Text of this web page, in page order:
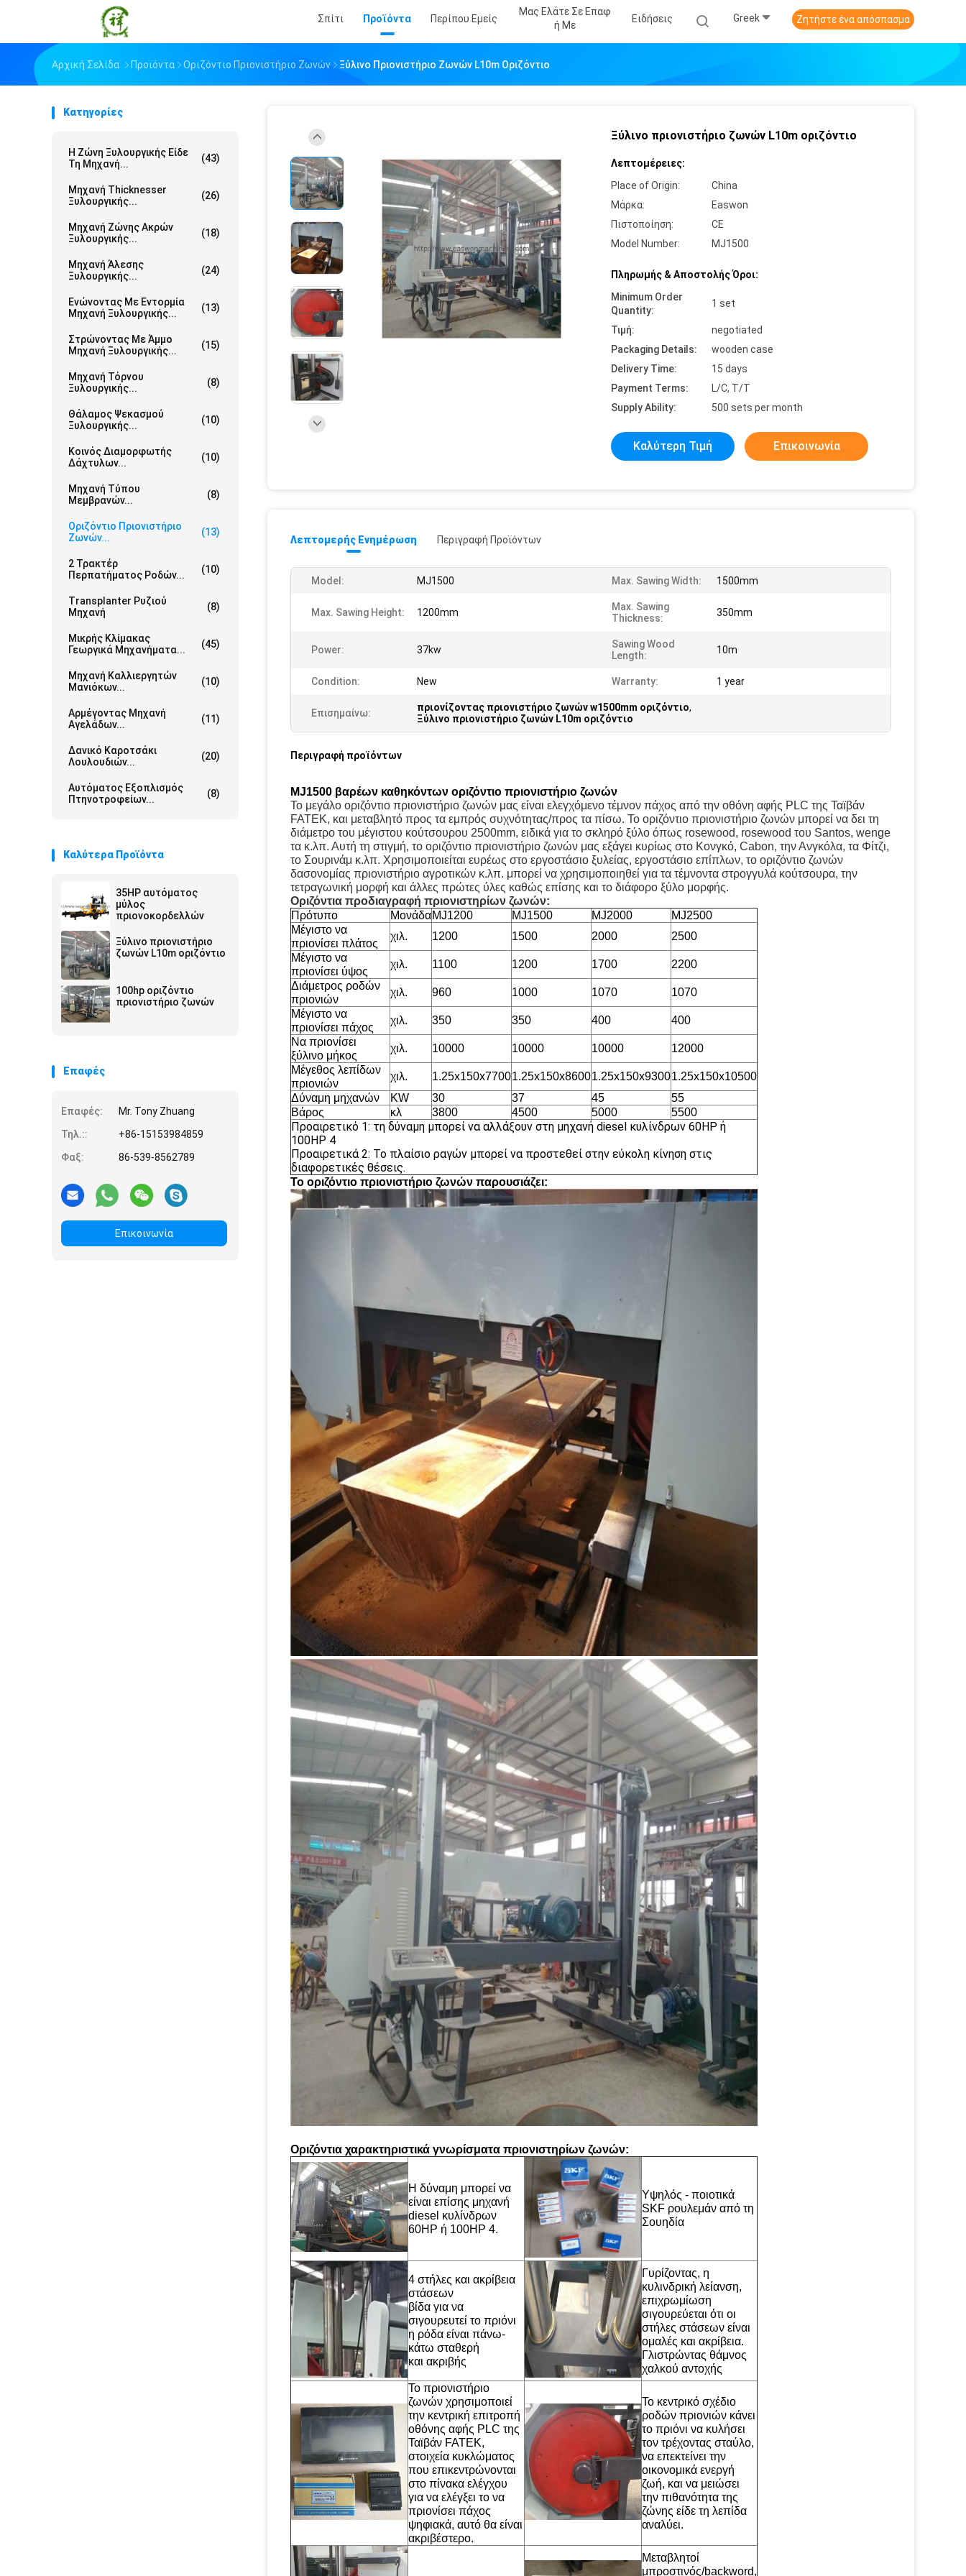
Σπίτι Προϊόντα Περίπου Εμείς
Μας Ελάτε Σε Επαφ
Ή Με
Ειδήσεις Greek Ζητήστε ένα απόσπασμα
Αρχική Σελίδα Προϊόντα Οριζόντιο Πριονιστήριο Ζωνών Ξύλινο Πριονιστήριο Ζωνών L10m Οριζόντιο
Κατηγορίες
Η Ζώνη Ξυλουργικής Είδε
Τη Μηχανή...
(43)
Μηχανή Thicknesser
Ξυλουργικής...
(26)
Μηχανή Ζώνης Ακρών
Ξυλουργικής...
(18)
Μηχανή Άλεσης
Ξυλουργικής...
(24)
Ενώνοντας Με Εντορμία
Μηχανή Ξυλουργικής...
(13)
Στρώνοντας Με Άμμο
Μηχανή Ξυλουργικής...
(15)
Μηχανή Τόρνου
Ξυλουργικής...
(8)
Θάλαμος Ψεκασμού
Ξυλουργικής...
(10)
Κοινός Διαμορφωτής
Δάχτυλων...
(10)
Μηχανή Τύπου
Μεμβρανών...
(8)
Οριζόντιο Πριονιστήριο
Ζωνών...
(13)
2 Τρακτέρ
Περπατήματος Ροδών...
(10)
Transplanter Ρυζιού
Μηχανή
(8)
Μικρής Κλίμακας
Γεωργικά Μηχανήματα...
(45)
Μηχανή Καλλιεργητών
Μανιόκων...
(10)
Αρμέγοντας Μηχανή
Αγελάδων...
(11)
Δανικό Καροτσάκι
Λουλουδιών...
(20)
Αυτόματος Εξοπλισμός
Πτηνοτροφείων...
(8)
Καλύτερα Προϊόντα
35HP αυτόματος
μύλος
πριονοκορδελλών
Ξύλινο πριονιστήριο
ζωνών L10m οριζόντιο
100hp οριζόντιο
πριονιστήριο ζωνών
Επαφές
Επαφές:
Mr. Tony Zhuang
Τηλ.::
+86-15153984859
Φαξ:
86-539-8562789
Επικοινωνία
Ξύλινο πριονιστήριο ζωνών L10m οριζόντιο
Λεπτομέρειες:
Place of Origin:
China
Μάρκα:
Easwon
Πιστοποίηση:
CE
Model Number:
MJ1500
Πληρωμής & Αποστολής Όροι:
Minimum Order
Quantity:
1 set
Τιμή:
negotiated
Packaging Details:
wooden case
Delivery Time:
15 days
Payment Terms:
L/C, T/T
Supply Ability:
500 sets per month
Καλύτερη Τιμή Επικοινωνία
Λεπτομερής Ενημέρωση Περιγραφή Προϊόντων
Model: MJ1500 Max. Sawing Width: 1500mm
Max. Sawing Height: 1200mm
Max. Sawing
Thickness:
350mm
Power: 37kw
Sawing Wood
Length:
10m
Condition: New Warranty: 1 year
Επισημαίνω: πριονίζοντας πριονιστήριο ζωνών w1500mm οριζόντιο,
Ξύλινο πριονιστήριο ζωνών L10m οριζόντιο
Περιγραφή προϊόντων
MJ1500 βαρέων καθηκόντων οριζόντιο πριονιστήριο ζωνών
Το μεγάλο οριζόντιο πριονιστήριο ζωνών μας είναι ελεγχόμενο τέμνον πάχος από την οθόνη αφής PLC της Ταϊβάν
FATEK, και μεταβλητό προς τα εμπρός συχνότητας/προς τα πίσω. Το οριζόντιο πριονιστήριο ζωνών μπορεί να δει τη
διάμετρο του μέγιστου κούτσουρου 2500mm, ειδικά για το σκληρό ξύλο όπως rosewood, rosewood του Santos, wenge
τα κ.λπ. Αυτή τη στιγμή, το οριζόντιο πριονιστήριο ζωνών μας εξάγει κυρίως στο Κονγκό, Cabon, την Ανγκόλα, τα Φίτζι,
το Σουρινάμ κ.λπ. Χρησιμοποιείται ευρέως στο εργοστάσιο ξυλείας, εργοστάσιο επίπλων, το οριζόντιο ζωνών
δασονομίας πριονιστήριο αγροτικών κ.λπ. μπορεί να χρησιμοποιηθεί για τα τέμνοντα στρογγυλά κούτσουρα, την
τετραγωνική μορφή και άλλες πρώτες ύλες καθώς επίσης και το διάφορο ξύλο μορφής.
Οριζόντια προδιαγραφή πριονιστηρίων ζωνών:
Πρότυπο
ΜονάδαMJ1200 MJ1500 MJ2000
MJ2500
Μέγιστο να
πριονίσει πλάτος
χιλ. 1200 1500 2000
2500
Μέγιστο να
πριονίσει ύψος
χιλ. 1100 1200 1700
2200
Διάμετρος ροδών
πριονιών
χιλ. 960 1000 1070
1070
Μέγιστο να
πριονίσει πάχος
χιλ. 350 350 400
400
Να πριονίσει
ξύλινο μήκος
χιλ. 10000 10000 10000
12000
Μέγεθος λεπίδων
πριονιών
χιλ. 1.25x150x77001.25x150x86001.25x150x93001.25x150x10500
Δύναμη μηχανών
KW 30 37 45
55
Βάρος
κλ 3800 4500 5000 5500
Προαιρετικό 1: τη δύναμη μπορεί να αλλάξουν στη μηχανή diesel κυλίνδρων 60HP ή
100HP 4
Προαιρετικά 2: Το πλαίσιο ραγών μπορεί να προστεθεί στην εύκολη κίνηση στις
διαφορετικές θέσεις.
Το οριζόντιο πριονιστήριο ζωνών παρουσιάζει:
Οριζόντια χαρακτηριστικά γνωρίσματα πριονιστηρίων ζωνών:
Η δύναμη μπορεί να
είναι επίσης μηχανή
diesel κυλίνδρων
60HP ή 100HP 4.
Υψηλός - ποιοτικά
SKF ρουλεμάν από τη
Σουηδία
4 στήλες και ακρίβεια
στάσεων
βίδα για να
σιγουρευτεί το πριόνι
η ρόδα είναι πάνω-
κάτω σταθερή
και ακριβής
Γυρίζοντας, η
κυλινδρική λείανση,
επιχρωμίωση
σιγουρεύεται ότι οι
στήλες στάσεων είναι
ομαλές και ακρίβεια.
Γλιστρώντας θάμνος
χαλκού αντοχής
Το πριονιστήριο
ζωνών χρησιμοποιεί
την κεντρική επιτροπή
οθόνης αφής PLC της
Ταϊβάν FATEK,
στοιχεία κυκλώματος
που επικεντρώνονται
στο πίνακα ελέγχου
για να ελέγξει το να
πριονίσει πάχος
ψηφιακά, αυτό θα είναι
ακριβέστερο.
Το κεντρικό σχέδιο
ροδών πριονιών κάνει
το πριόνι να κυλήσει
τον τρέχοντας σταύλο,
να επεκτείνει την
οικονομικά ενεργή
ζωή, και να μειώσει
την πιθανότητα της
ζώνης είδε τη λεπίδα
αναλύει.
Μεταβλητοί
μπροστινός/backword,